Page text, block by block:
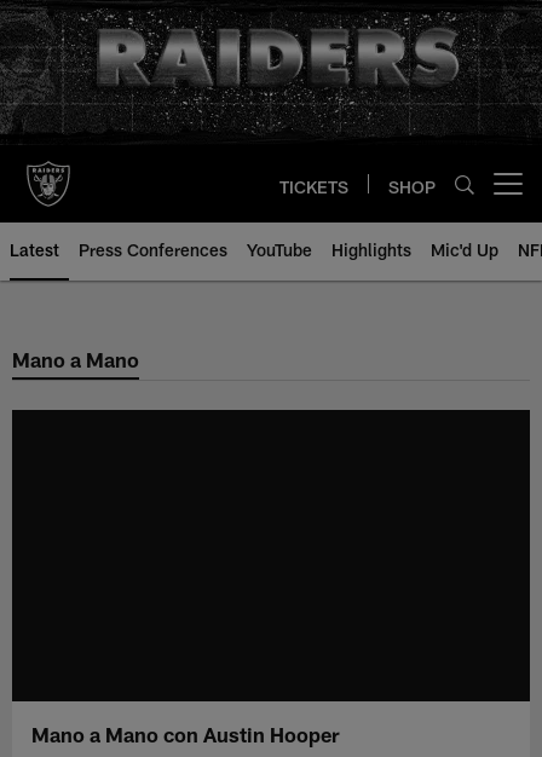
Skip
to
main
content
TICKETS SHOP
Latest Press Conferences YouTube Highlights Mic'd Up
Mano a Mano
Mano a Mano con Austin Hooper